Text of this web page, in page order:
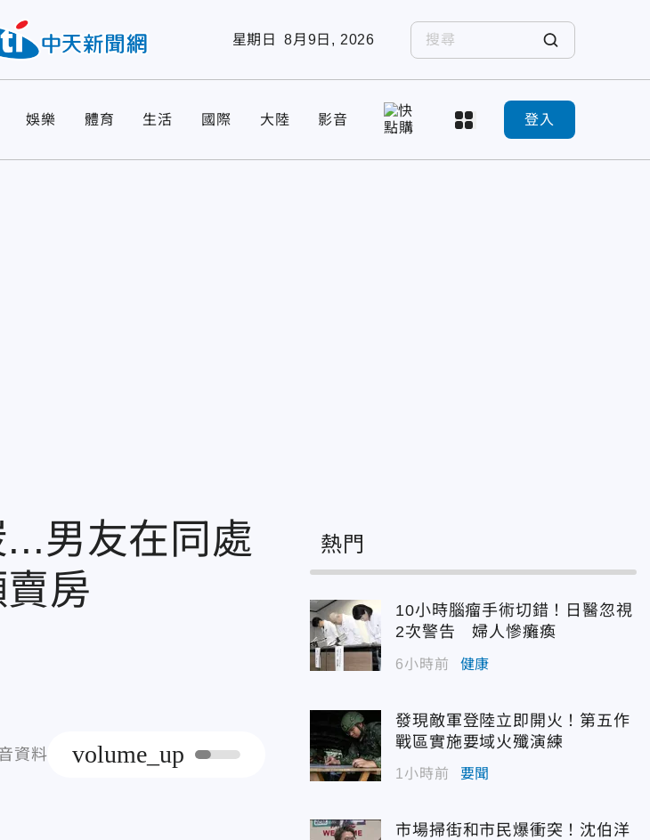
星期日 8月9日, 2026
娛樂 體育 生活 國際 大陸 影音 登入
男友在同處
房
資料 volume_up
熱門
10小時腦瘤手術切錯！日醫忽視
2次警告 婦人慘癱瘓
6小時前 健康
發現敵軍登陸立即開火！第五作
戰區實施要域火殲演練
1小時前 要聞
市場掃街和市民爆衝突！沈伯洋